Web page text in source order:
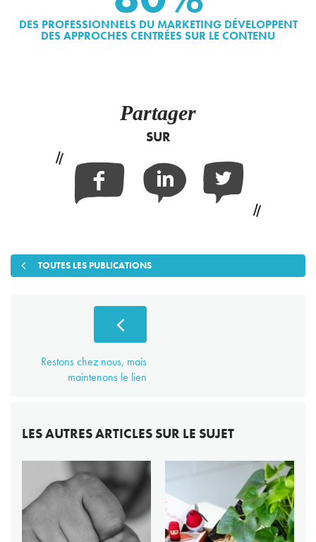
DES PROFESSIONNELS DU MARKETING DÉVELOPPENT
DES APPROCHES CENTRÉES SUR LE CONTENU
Partager
SUR
TOUTES LES PUBLICATIONS
Restons chez nous, mais
maintenons le lien
LES AUTRES ARTICLES SUR LE SUJET